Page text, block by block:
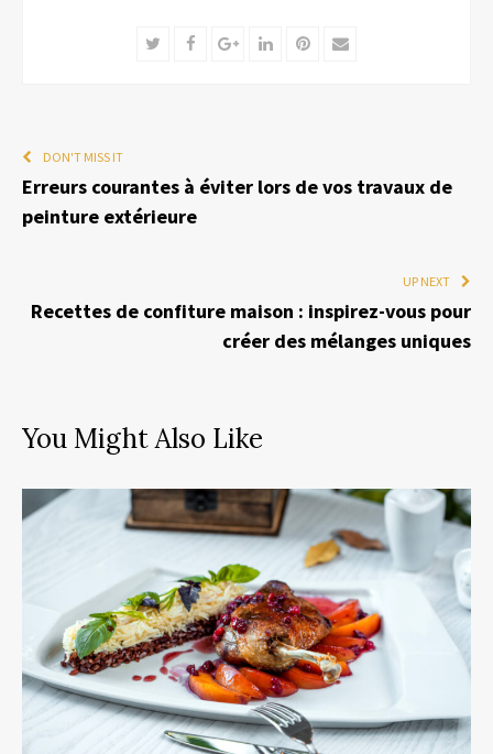
TwitterFacebookGoogle+LinkedInPinterest
Email
DON'T MISS IT
Erreurs courantes à éviter lors de vos travaux de
peinture extérieure
UP NEXT
Recettes de confiture maison : inspirez-vous pour
créer des mélanges uniques
You Might Also Like